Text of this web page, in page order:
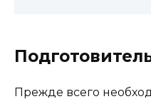
Прежде всего